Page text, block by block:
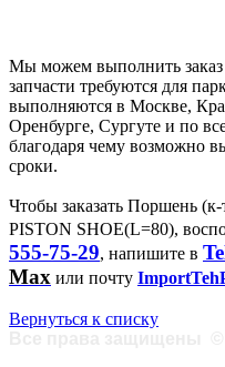
Мы можем выполнить заказ
запчасти требуются для
выполняются в Москве,
Оренбурге, Сургуте и по
благодаря чему возможно
сроки.
Чтобы заказать Поршень
PISTON SHOE(L=80),
555-75-29, напишите в
Max или почту
Вернуться к списку